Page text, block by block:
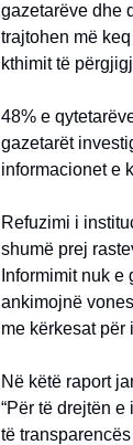
gazetarëve dhe
trajtohen më
kthimit të
48% e
gazetarët
informacionet e
Refuzimi i
shumë prej
Informimit nuk
ankimojnë
me kërkesat për
Në këtë raport
“Për të drejtën
të